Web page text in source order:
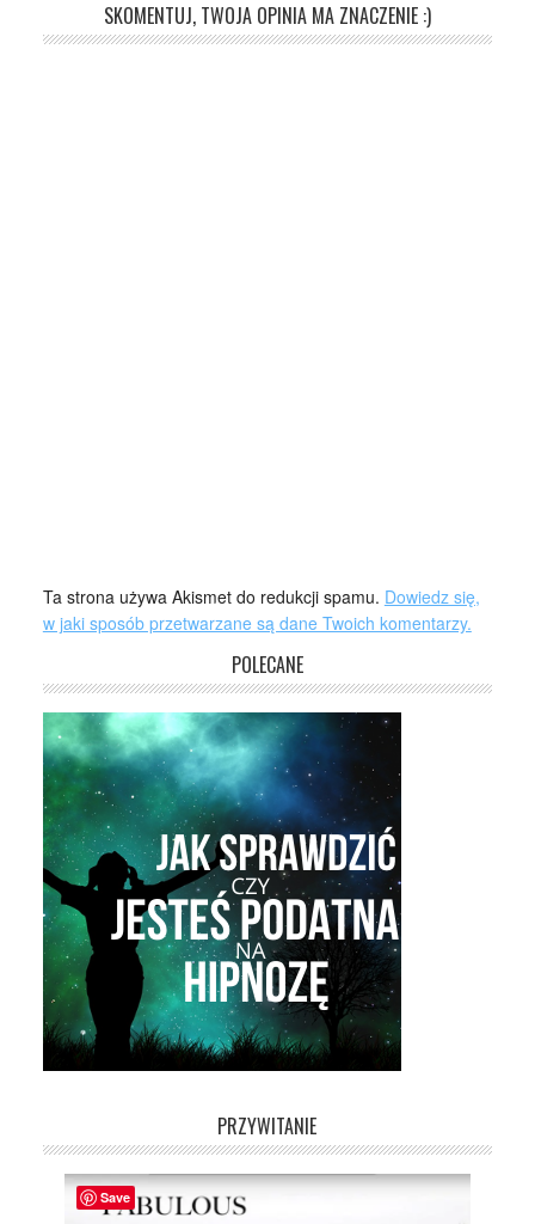
SKOMENTUJ, TWOJA OPINIA MA ZNACZENIE :)
Ta strona używa Akismet do redukcji spamu. Dowiedz się,
w jaki sposób przetwarzane są dane Twoich komentarzy.
POLECANE
PRZYWITANIE
Save